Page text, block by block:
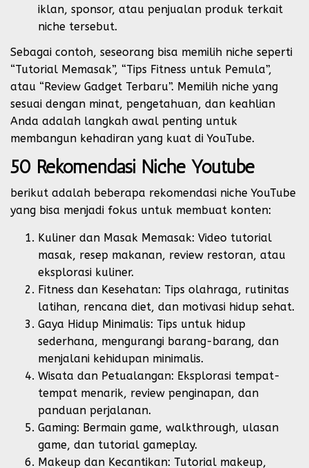
iklan, sponsor, atau penjualan produk terkait
niche tersebut.
Sebagai contoh, seseorang bisa memilih niche seperti
“Tutorial Memasak”, “Tips Fitness untuk Pemula”,
atau “Review Gadget Terbaru”. Memilih niche yang
sesuai dengan minat, pengetahuan, dan keahlian
Anda adalah langkah awal penting untuk
membangun kehadiran yang kuat di YouTube.
50 Rekomendasi Niche Youtube
berikut adalah beberapa rekomendasi niche YouTube
yang bisa menjadi fokus untuk membuat konten:
Kuliner dan Masak Memasak: Video tutorial
masak, resep makanan, review restoran, atau
eksplorasi kuliner.
Fitness dan Kesehatan: Tips olahraga, rutinitas
latihan, rencana diet, dan motivasi hidup sehat.
Gaya Hidup Minimalis: Tips untuk hidup
sederhana, mengurangi barang-barang, dan
menjalani kehidupan minimalis.
Wisata dan Petualangan: Eksplorasi tempat-
tempat menarik, review penginapan, dan
panduan perjalanan.
Gaming: Bermain game, walkthrough, ulasan
game, dan tutorial gameplay.
Makeup dan Kecantikan: Tutorial makeup,